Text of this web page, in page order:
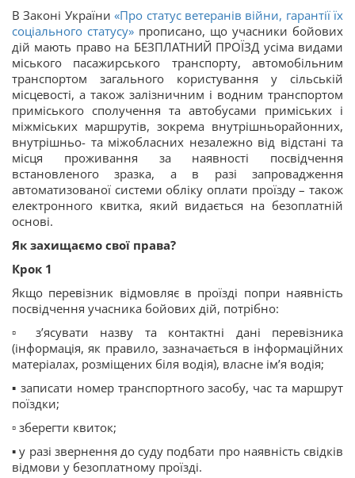
В Законі України«Про статус ветеранів війни, гарантії їх
соціального статусу» прописано, що учасники бойових
дій мають право на БЕЗПЛАТНИЙ ПРОЇЗД усіма видами
міського пасажирського транспорту, автомобільним
транспортом загального користування у сільській
місцевості, а також залізничним і водним транспортом
приміського сполучення та автобусами приміських і
міжміських маршрутів, зокрема внутрішньорайонних,
внутрішньо- та міжобласних незалежно від відстані та
місця проживання за наявності посвідчення
встановленого зразка, а в разі запровадження
автоматизованої системи обліку оплати проїзду – також
електронного квитка, який видається на безоплатній
основі.
Як захищаємо свої права?
Крок 1️
Якщо перевізник відмовляє в проїзді попри наявність
посвідчення учасника бойових дій, потрібно:
▫️ з’ясувати назву та контактні дані перевізника
(інформація, як правило, зазначається в інформаційних
матеріалах, розміщених біля водія), власне ім’я водія;
▪️ записати номер транспортного засобу, час та маршрут
поїздки;
▫️ зберегти квиток;
▪️ у разі звернення до суду подбати про наявність свідків
відмови у безоплатному проїзді.